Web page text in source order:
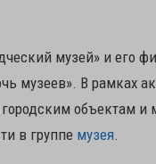
музей» и его
музеев». В рамках
городским
в группе музея.